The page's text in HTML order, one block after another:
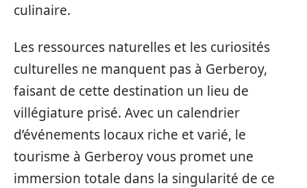
culinaire.
Les ressources naturelles et les curiosités
culturelles ne manquent pas à Gerberoy,
faisant de cette destination un lieu de
villégiature prisé. Avec un calendrier
d’événements locaux riche et varié, le
tourisme à Gerberoy vous promet une
immersion totale dans la singularité de ce